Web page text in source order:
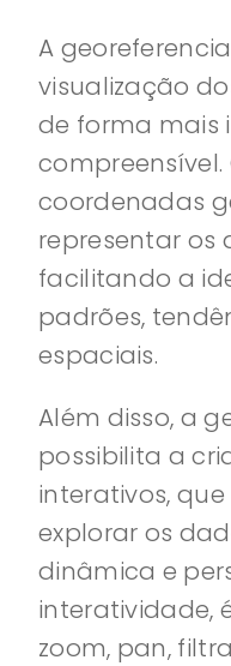
A
visualização
de forma mais
coordenadas
representar os
facilitando a
padrões,
espaciais.
Além disso, a
possibilita a
interativos,
explorar os
dinâmica e
interatividade,
zoom, pan,